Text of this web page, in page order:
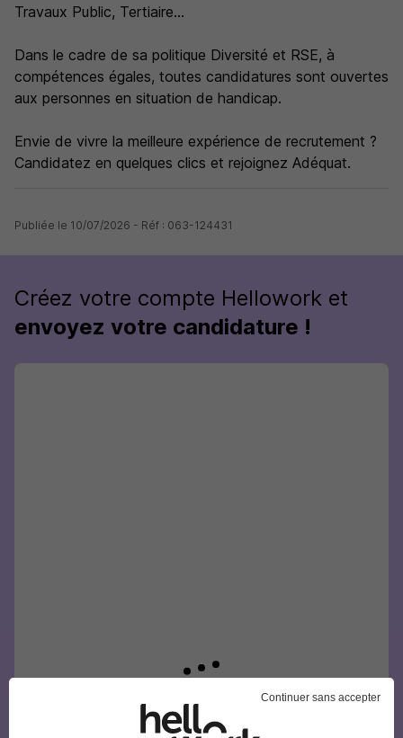
Travaux Public, Tertiaire...
Dans le cadre de sa politique Diversité et RSE, à
compétences égales, toutes candidatures sont ouvertes
aux personnes en situation de handicap.
Envie de vivre la meilleure expérience de recrutement ?
Candidatez en quelques clics et rejoignez Adéquat.
Publiée le 10/07/2026 - Réf : 063-124431
Créez votre compte Hellowork et
envoyez votre candidature !
Continuer sans accepter